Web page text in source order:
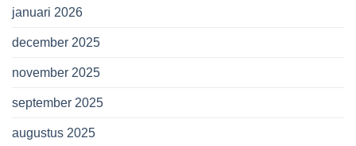
januari 2026
december 2025
november 2025
september 2025
augustus 2025